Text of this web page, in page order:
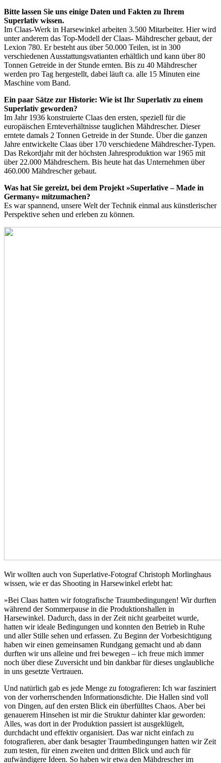
Bitte lassen Sie uns einige Daten und Fakten zu Ihrem
Superlativ wissen.
Im Claas-Werk in Harsewinkel arbeiten 3.500 Mitarbeiter. Hier wird
unter anderem das Top-Modell der Claas- Mähdrescher gebaut, der
Lexion 780. Er besteht aus über 50.000 Teilen, ist in 300
verschiedenen Ausstattungsvatianten erhältlich und kann über 80
Tonnen Getreide in der Stunde ernten. Bis zu 40 Mähdrescher
werden pro Tag hergestellt, dabei läuft ca. alle 15 Minuten eine
Maschine vom Band.
Ein paar Sätze zur Historie: Wie ist Ihr Superlativ zu einem
Superlativ geworden?
Im Jahr 1936 konstruierte Claas den ersten, speziell für die
europäischen Ernteverhältnisse tauglichen Mähdrescher. Dieser
erntete damals 2 Tonnen Getreide in der Stunde. Über die ganzen
Jahre entwickelte Claas über 170 verschiedene Mähdrescher-Typen.
Das Rekordjahr mit der höchsten Jahresproduktion war 1965 mit
über 22.000 Mähdreschern. Bis heute hat das Unternehmen über
460.000 Mähdrescher gebaut.
Was hat Sie gereizt, bei dem Projekt »Superlative – Made in
Germany« mitzumachen?
Es war spannend, unsere Welt der Technik einmal aus künstlerischer
Perspektive sehen und erleben zu können.
Wir wollten auch von Superlative-Fotograf Christoph Morlinghaus
wissen, wie er das Shooting in Harsewinkel erlebt hat:
»Bei Claas hatten wir fotografische Traumbedingungen! Wir durften
während der Sommerpause in die Produktionshallen in
Harsewinkel. Dadurch, dass in der Zeit nicht gearbeitet wurde,
hatten wir ideale Bedingungen und konnten den Betrieb in Ruhe
und aller Stille sehen und erfassen. Zu Beginn der Vorbesichtigung
haben wir einen gemeinsamen Rundgang gemacht und ab dann
durften wir uns alleine und frei bewegen – ich freue mich immer
noch über diese Zuversicht und bin dankbar für dieses unglaubliche
in uns gesetzte Vertrauen.
Und natürlich gab es jede Menge zu fotografieren: Ich war fasziniert
von der vorherrschenden Informationsdichte. Die Hallen sind voll
von Dingen, auf den ersten Blick ein überfülltes Chaos. Aber bei
genauerem Hinsehen ist mir die Struktur dahinter klar geworden:
Alles, was dort in der Produktion passiert ist ausgeklügelt,
durchdacht und effektiv organisiert. Das war nicht einfach zu
fotografieren, aber dank besagter Traumbedingungen hatten wir Zeit
zum testen, für einen zweiten und dritten Blick und auch für
aufwändigere Ideen. So haben wir etwa den Mähdrescher im